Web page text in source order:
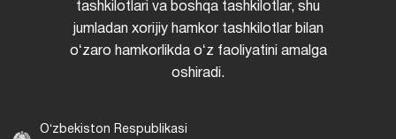
tashkilotlari va boshqa tashkilotlar, shu
jumladan xorijiy hamkor tashkilotlar bilan
oʻzaro hamkorlikda oʻz faoliyatini amalga
oshiradi.
Oʻzbekiston Respublikasi